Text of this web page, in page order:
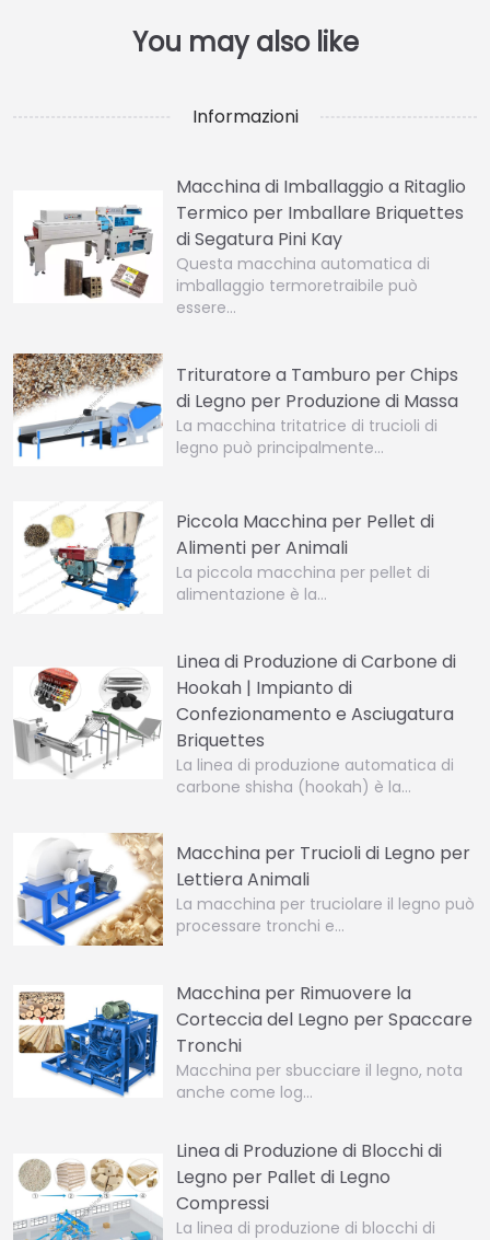
Informazioni
Macchina di Imballaggio a Ritaglio
Termico per Imballare Briquettes
di Segatura Pini Kay
Questa macchina automatica di
imballaggio termoretraibile può
essere…
Trituratore a Tamburo per Chips
di Legno per Produzione di Massa
La macchina tritatrice di trucioli di
legno può principalmente…
Piccola Macchina per Pellet di
Alimenti per Animali
La piccola macchina per pellet di
alimentazione è la…
Linea di Produzione di Carbone di
Hookah | Impianto di
Confezionamento e Asciugatura
Briquettes
La linea di produzione automatica di
carbone shisha (hookah) è la…
Macchina per Trucioli di Legno per
Lettiera Animali
La macchina per truciolare il legno può
processare tronchi e…
Macchina per Rimuovere la
Corteccia del Legno per Spaccare
Tronchi
Macchina per sbucciare il legno, nota
anche come log…
Linea di Produzione di Blocchi di
Legno per Pallet di Legno
Compressi
La linea di produzione di blocchi di